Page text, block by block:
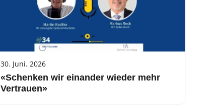
30. Juni. 2026
«Schenken wir einander wieder mehr
Vertrauen»